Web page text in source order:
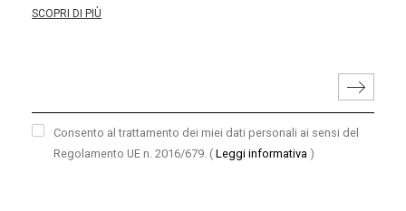
SCOPRI DI PIÙ
Consento al trattamento dei miei dati personali ai sensi del
Regolamento UE n. 2016/679. ( Leggi informativa )